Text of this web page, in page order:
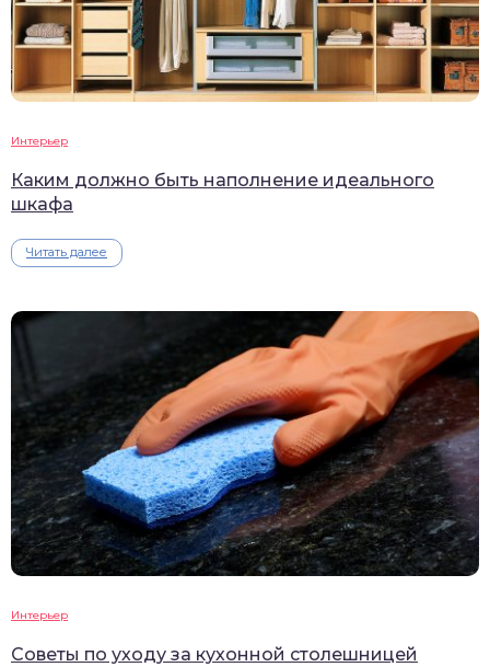
Интерьер
Каким должно быть наполнение идеального
шкафа
Читать далее
Интерьер
Советы по уходу за кухонной столешницей